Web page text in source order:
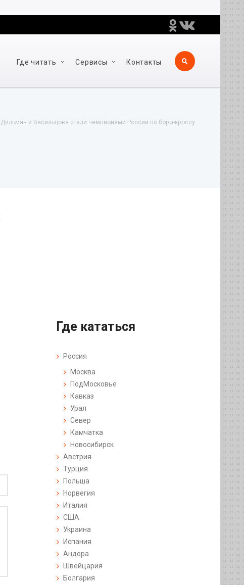
Где читать Сервисы Контакты
Дильман и Васильцова стали чемпионами России по борд-кроссу
Где кататься
Россия
Москва
ПодМосковье
Кавказ
Урал
Север
Камчатка
Новосибирск
Австрия
Турция
Польша
Норвегия
Италия
США
Украина
Испания
Андора
Швейцария
Болгария